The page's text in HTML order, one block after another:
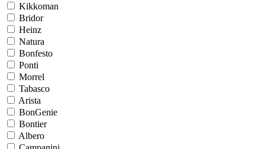
Kikkoman
Bridor
Heinz
Natura
Bonfesto
Ponti
Morrel
Tabasco
Arista
BonGenie
Bontier
Albero